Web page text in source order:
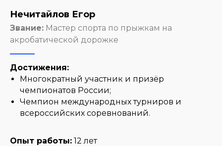
Нечитайлов Егор
Звание: Мастер спорта по прыжкам на
акробатической дорожке
Достижения:
Многократный участник и призёр
чемпионатов России;
Чемпион международных турниров и
всероссийских соревнований.
Опыт работы: 12 лет